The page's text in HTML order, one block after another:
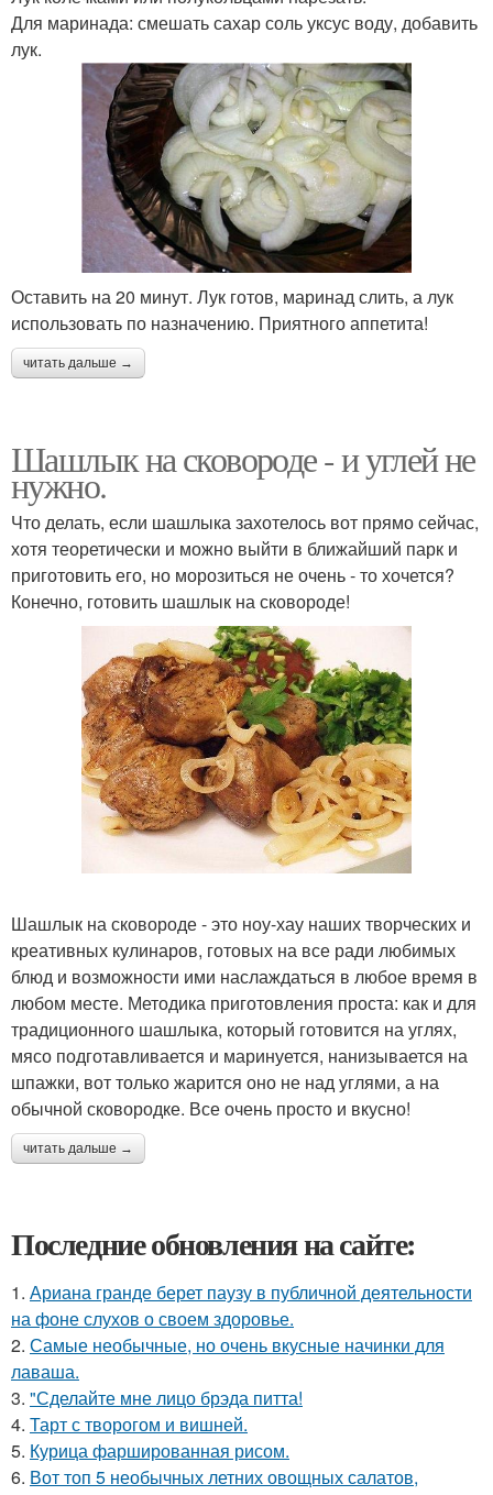
Для маринада: смешать сахар соль уксус воду, добавить
лук.
Оставить на 20 минут. Лук готов, маринад слить, а лук
использовать по назначению. Приятного аппетита!
читать дальше →
Шашлык на сковороде - и углей не
нужно.
Что делать, если шашлыка захотелось вот прямо сейчас,
хотя теоретически и можно выйти в ближайший парк и
приготовить его, но морозиться не очень - то хочется?
Конечно, готовить шашлык на сковороде!
Шашлык на сковороде - это ноу-хау наших творческих и
креативных кулинаров, готовых на все ради любимых
блюд и возможности ими наслаждаться в любое время в
любом месте. Методика приготовления проста: как и для
традиционного шашлыка, который готовится на углях,
мясо подготавливается и маринуется, нанизывается на
шпажки, вот только жарится оно не над углями, а на
обычной сковородке. Все очень просто и вкусно!
читать дальше →
Последние обновления на сайте:
1. Ариана гранде берет паузу в публичной деятельности
на фоне слухов о своем здоровье.
2. Самые необычные, но очень вкусные начинки для
лаваша.
3. "Сделайте мне лицо брэда питта!
4. Тарт с творогом и вишней.
5. Курица фаршированная рисом.
6. Вот топ 5 необычных летних овощных салатов,